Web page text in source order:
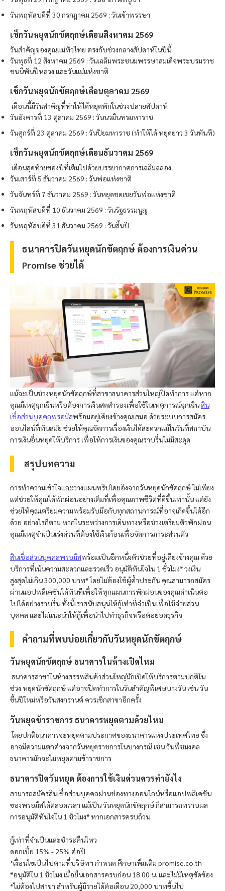
วันพฤหัสบดีที่ 30 กรกฎาคม 2569 : วันเข้าพรรษา
เช็กวันหยุดนักขัตฤกษ์เดือนสิงหาคม 2569
วันสำคัญของคุณแม่ทั่วไทย ตรงกับช่วงกลางสัปดาห์ในปีนี้
วันพุธที่ 12 สิงหาคม 2569 : วันเฉลิมพระชนมพรรษาสมเด็จพระบรมราช
ชนนีพันปีหลวง และวันแม่แห่งชาติ
เช็กวันหยุดนักขัตฤกษ์เดือนตุลาคม 2569
เดือนนี้มีวันสำคัญที่ทำให้ได้หยุดพักในช่วงปลายสัปดาห์
วันอังคารที่ 13 ตุลาคม 2569 : วันนวมินทรมหาราช
วันศุกร์ที่ 23 ตุลาคม 2569 : วันปิยมหาราช (ทำให้ได้ หยุดยาว 3 วันทันที)
เช็กวันหยุดนักขัตฤกษ์เดือนธันวาคม 2569
เดือนสุดท้ายของปีที่เต็มไปด้วยบรรยากาศการเฉลิมฉลอง
วันเสาร์ที่ 5 ธันวาคม 2569 : วันพ่อแห่งชาติ
วันจันทร์ที่ 7 ธันวาคม 2569 : วันหยุดชดเชยวันพ่อแห่งชาติ
วันพฤหัสบดีที่ 10 ธันวาคม 2569 : วันรัฐธรรมนูญ
วันพฤหัสบดีที่ 31 ธันวาคม 2569 : วันสิ้นปี
ธนาคารปิดวันหยุดนักขัตฤกษ์ ต้องการเงินด่วน
Promise ช่วยได้
แม้จะเป็นช่วงหยุดนักขัตฤกษ์ที่สาขาธนาคารส่วนใหญ่ปิดทำการ แต่หาก
คุณมีเหตุฉุกเฉินหรือต้องการเงินสดสำรองเพื่อใช้ในเหตุการณ์ฉุกเฉินสิน
เชื่อส่วนบุคคลพรอมิสพร้อมอยู่เคียงข้างคุณเสมอ ด้วยระบบการสมัคร
ออนไลน์ที่ทันสมัย ช่วยให้คุณจัดการเรื่องเงินได้สะดวกแม้ในวันที่สถาบัน
การเงินอื่นหยุดให้บริการ เพื่อให้การเงินของคุณราบรื่นไม่มีสะดุด
สรุปบทความ
การทำความเข้าใจและวางแผนทริปโดยอิงจากวันหยุดนักขัตฤกษ์ ไม่เพียง
แต่ช่วยให้คุณได้พักผ่อนอย่างเต็มที่เพื่อคุณภาพชีวิตที่ดีขึ้นเท่านั้น แต่ยัง
ช่วยให้คุณเตรียมความพร้อมรับมือกับทุกสถานการณ์ที่อาจเกิดขึ้นได้อีก
ด้วย อย่างไรก็ตาม หากในระหว่างการเดินทางหรือช่วงเตรียมตัวพักผ่อน
คุณมีเหตุจำเป็นเร่งด่วนที่ต้องใช้เงินก้อนเพื่อจัดการภาระส่วนตัว
สินเชื่อส่วนบุคคลพรอมิสพร้อมเป็นอีกหนึ่งตัวช่วยที่อยู่เคียงข้างคุณ ด้วย
บริการที่เน้นความสะดวกและรวดเร็ว อนุมัติทันใจใน 1 ชั่วโมง* วงเงิน
สูงสุดไม่เกิน 300,000 บาท* โดยไม่ต้องใช้ผู้ค้ำประกัน คุณสามารถสมัคร
ผ่านแอปพลิเคชันได้ทันทีเพื่อให้ทุกแผนการพักผ่อนของคุณดำเนินต่อ
ไปได้อย่างราบรื่น ทั้งนี้เราสนับสนุนให้กู้เท่าที่จำเป็นเพื่อใช้จ่ายส่วน
บุคคล และไม่แนะนำให้กู้เพื่อนำไปทำธุรกิจหรือต่อยอดธุรกิจ
คำถามที่พบบ่อยเกี่ยวกับวันหยุดนักขัตฤกษ์
วันหยุดนักขัตฤกษ์ ธนาคารในห้างเปิดไหม
ธนาคารสาขาในห้างสรรพสินค้าส่วนใหญ่มักเปิดให้บริการตามปกติใน
ช่วง หยุดนักขัตฤกษ์ แต่อาจปิดทำการในวันสำคัญพิเศษบางวัน เช่น วัน
ขึ้นปีใหม่หรือวันสงกรานต์ ควรเช็กสาขาอีกครั้ง
วันหยุดข้าราชการ ธนาคารหยุดตามด้วยไหม
โดยปกติธนาคารจะหยุดตามประกาศของธนาคารแห่งประเทศไทย ซึ่ง
อาจมีความแตกต่างจากวันหยุดราชการในบางกรณี เช่น วันพืชมงคล
ธนาคารมักจะไม่หยุดตามข้าราชการ
ธนาคารปิดวันหยุด ต้องการใช้เงินด่วนควรทำยังไง
สามารถสมัครสินเชื่อส่วนบุคคลผ่านช่องทางออนไลน์หรือแอปพลิเคชัน
ของพรอมิสได้ตลอดเวลา แม้เป็น วันหยุดนักขัตฤกษ์ ก็สามารถทราบผล
การอนุมัติทันใจใน 1 ชั่วโมง* หากเอกสารครบถ้วน
กู้เท่าที่จำเป็นและชำระคืนไหว
ดอกเบี้ย 15% - 25% ต่อปี
*เงื่อนไขเป็นไปตามที่บริษัทฯ กำหนด ศึกษาเพิ่มเติม promise.co.th
*อนุมัติใน 1 ชั่วโมง เมื่อยื่นเอกสารครบก่อน 18.00 น. และไม่มีเหตุขัดข้อง
*ไม่ต้องไปสาขา สำหรับผู้มีรายได้ต่อเดือน 20,000 บาทขึ้นไป